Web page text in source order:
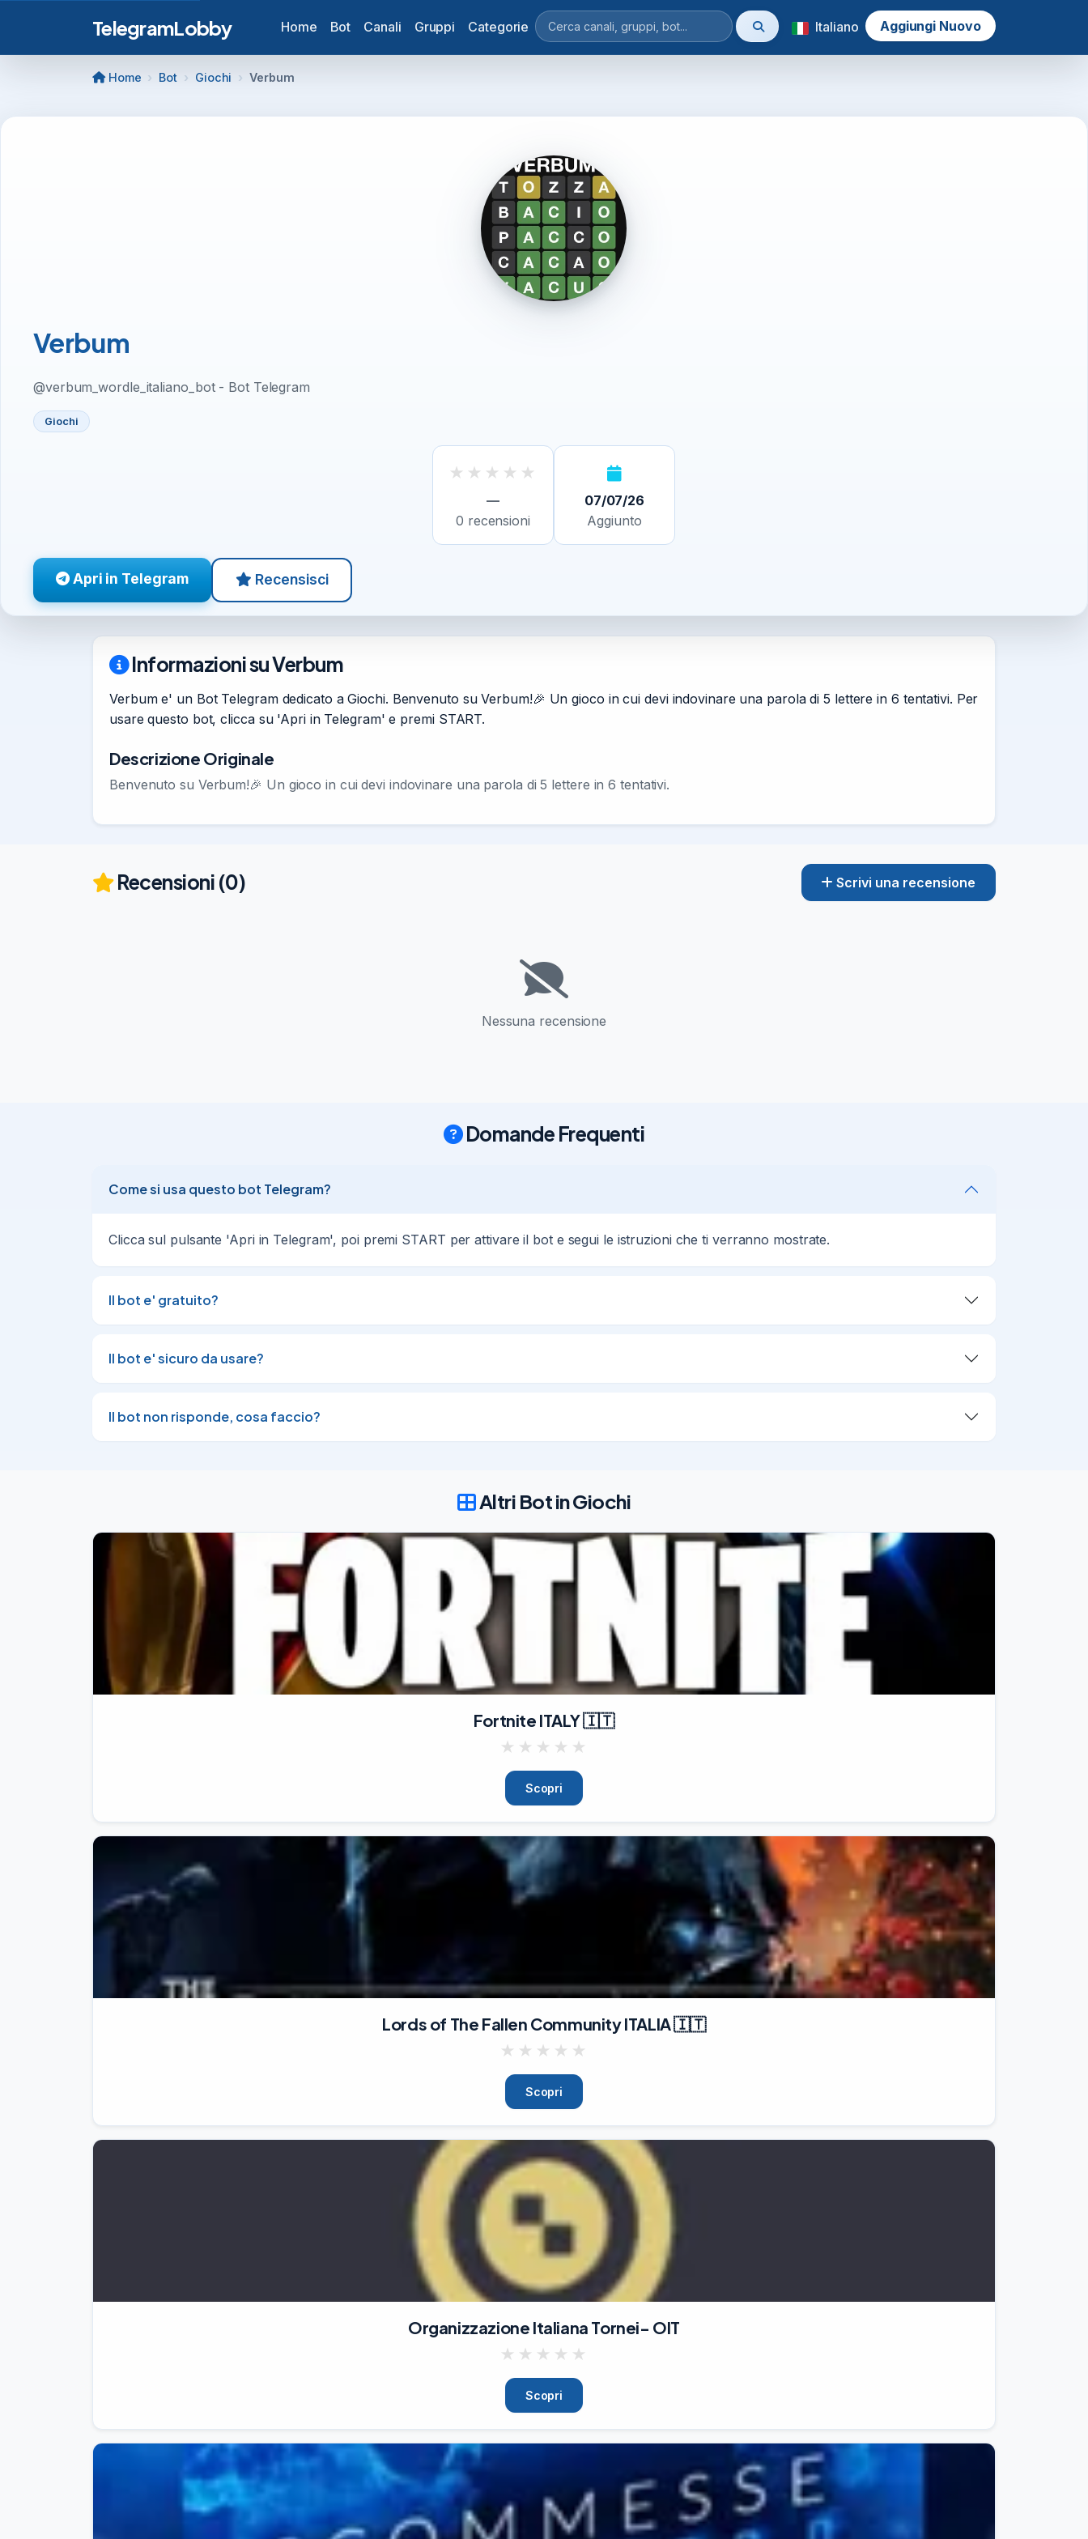
TelegramLobby Home Bot Canali Gruppi Categorie Italiano Aggiungi Nuovo
Home Bot Giochi Verbum
Verbum
@verbum_wordle_italiano_bot - Bot Telegram
Giochi
★ ★ ★ ★ ★
—
0 recensioni
07/07/26
Aggiunto
Apri in Telegram Recensisci
Informazioni su Verbum
Verbum e' un Bot Telegram dedicato a Giochi. Benvenuto su Verbum!🎉 Un gioco in cui devi indovinare una parola di 5 lettere in 6 tentativi. Per
usare questo bot, clicca su 'Apri in Telegram' e premi START.
Descrizione Originale
Benvenuto su Verbum!🎉 Un gioco in cui devi indovinare una parola di 5 lettere in 6 tentativi.
Recensioni (0) Scrivi una recensione
Nessuna recensione
Domande Frequenti
Come si usa questo bot Telegram?
Clicca sul pulsante 'Apri in Telegram', poi premi START per attivare il bot e segui le istruzioni che ti verranno mostrate.
Il bot e' gratuito?
Il bot e' sicuro da usare?
Il bot non risponde, cosa faccio?
Altri Bot in Giochi
Fortnite ITALY 🇮🇹
★ ★ ★ ★ ★
Scopri
Lords of The Fallen Community ITALIA 🇮🇹
★ ★ ★ ★ ★
Scopri
Organizzazione Italiana Tornei- OIT
★ ★ ★ ★ ★
Scopri